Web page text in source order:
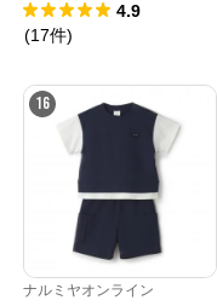
4.9
(17件)
16
ナルミヤオンライン